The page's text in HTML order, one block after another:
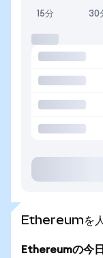
15分 30
Ethereumを人
Ethereumの今